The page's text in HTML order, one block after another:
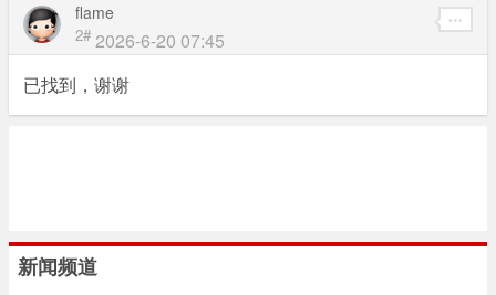
flame
2# 2026-6-20 07:45
已找到，谢谢
新闻频道